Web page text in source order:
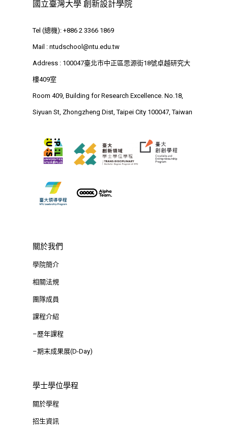
國立臺灣大學 創新設計學院
Tel (總機): +886 2 3366 1869
Mail : ntudschool@ntu.edu.tw
Address : 100047臺北市中正區思源街18號卓越研究大
樓409室
Room 409, Building for Research Excellence. No.18,
Siyuan St, Zhongzheng Dist, Taipei City 100047, Taiwan
關於我們
學院簡介
相關法規
團隊成員
課程介紹
–歷年課程
–期末成果展(D-Day)
學士學位學程
關於學程
招生資訊
最新消息
關於我們
學院簡介
團隊成員
業務單位
創新領域學士學位學程
相關計畫
跟著董總實習
相關表單